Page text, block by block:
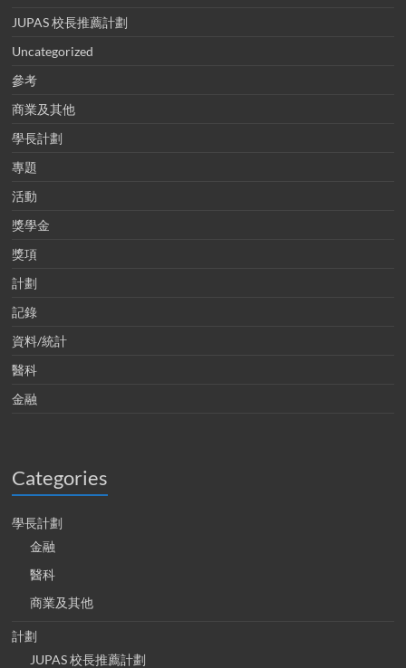
JUPAS 校長推薦計劃
Uncategorized
參考
商業及其他
學長計劃
專題
活動
獎學金
獎項
計劃
記錄
資料/統計
醫科
金融
Categories
學長計劃
金融
醫科
商業及其他
計劃
JUPAS 校長推薦計劃